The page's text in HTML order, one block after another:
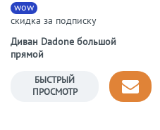
Диван Dadone большой
прямой
wow
скидка за подписку
БЫСТРЫЙ
ПРОСМОТР